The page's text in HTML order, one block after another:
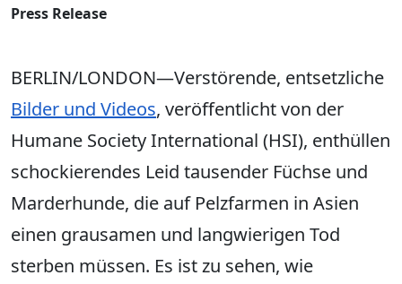
Press Release
BERLIN/LONDON—Verstörende, entsetzliche
Bilder und Videos, veröffentlicht von der
Humane Society International (HSI), enthüllen
schockierendes Leid tausender Füchse und
Marderhunde, die auf Pelzfarmen in Asien
einen grausamen und langwierigen Tod
sterben müssen. Es ist zu sehen, wie